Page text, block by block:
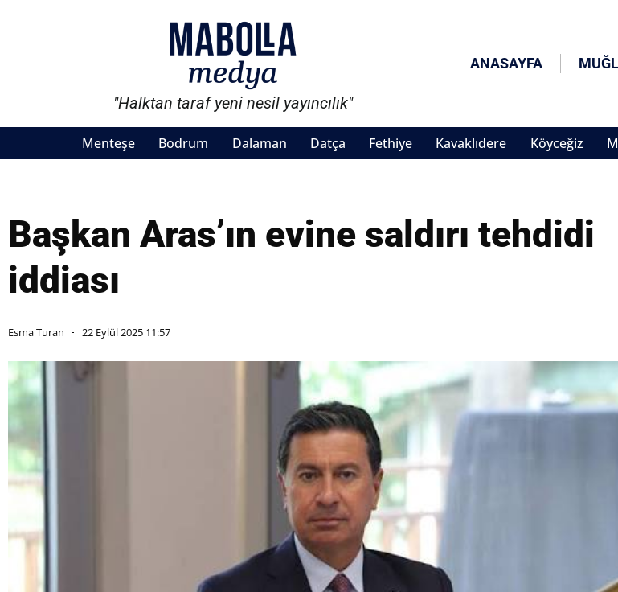
"Halktan taraf yeni nesil yayıncılık"
ANASAYFA
Menteşe Bodrum Dalaman Datça Fethiye Kavaklıdere Köyceğiz
Başkan Aras’ın evine saldırı tehdidi
iddiası
Esma Turan 22 Eylül 2025 11:57